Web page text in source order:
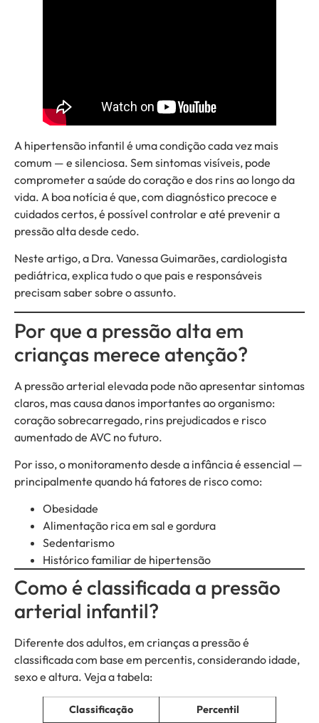
A hipertensão infantil é uma condição cada vez mais
comum — e silenciosa. Sem sintomas visíveis, pode
comprometer a saúde do coração e dos rins ao longo da
vida. A boa notícia é que, com diagnóstico precoce e
cuidados certos, é possível controlar e até prevenir a
pressão alta desde cedo.
Neste artigo, a Dra. Vanessa Guimarães, cardiologista
pediátrica, explica tudo o que pais e responsáveis
precisam saber sobre o assunto.
Por que a pressão alta em
crianças merece atenção?
A pressão arterial elevada pode não apresentar sintomas
claros, mas causa danos importantes ao organismo:
coração sobrecarregado, rins prejudicados e risco
aumentado de AVC no futuro.
Por isso, o monitoramento desde a infância é essencial —
principalmente quando há fatores de risco como:
Obesidade
Alimentação rica em sal e gordura
Sedentarismo
Histórico familiar de hipertensão
Como é classificada a pressão
arterial infantil?
Diferente dos adultos, em crianças a pressão é
classificada com base em percentis, considerando idade,
sexo e altura. Veja a tabela:
Classificação Percentil